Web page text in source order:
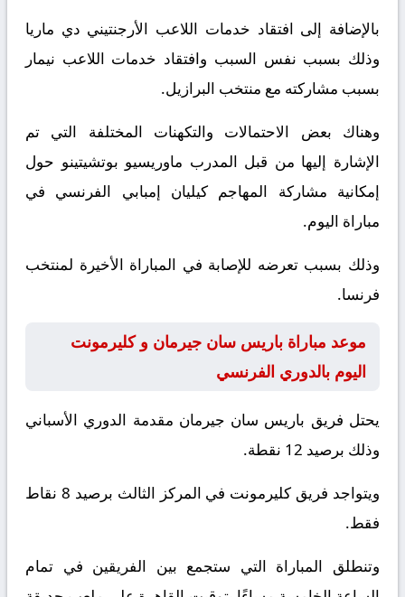
بالإضافة إلى افتقاد خدمات اللاعب الأرجنتيني دي ماريا
وذلك بسبب نفس السبب وافتقاد خدمات اللاعب نيمار
بسبب مشاركته مع منتخب البرازيل.
وهناك بعض الاحتمالات والتكهنات المختلفة التي تم
الإشارة إليها من قبل المدرب ماوريسيو بوتشيتينو حول
إمكانية مشاركة المهاجم كيليان إمبابي الفرنسي في
مباراة اليوم.
وذلك بسبب تعرضه للإصابة في المباراة الأخيرة لمنتخب
فرنسا.
موعد مباراة باريس سان جيرمان و كليرمونت
اليوم بالدوري الفرنسي
يحتل فريق باريس سان جيرمان مقدمة الدوري الأسباني
وذلك برصيد 12 نقطة.
ويتواجد فريق كليرمونت في المركز الثالث برصيد 8 نقاط
فقط.
وتنطلق المباراة التي ستجمع بين الفريقين في تمام